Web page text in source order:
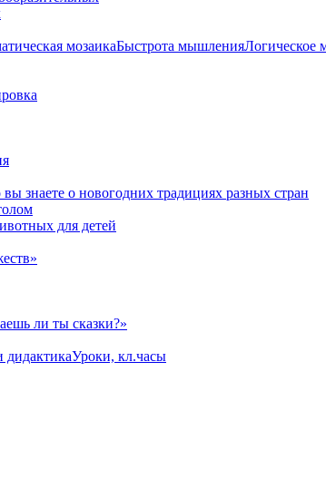
мозаикаБыстрота мышленияЛогическое
знаете о новогодних традициях разных стран
для детей
ли ты сказки?»
дидактикаУроки, кл.часы